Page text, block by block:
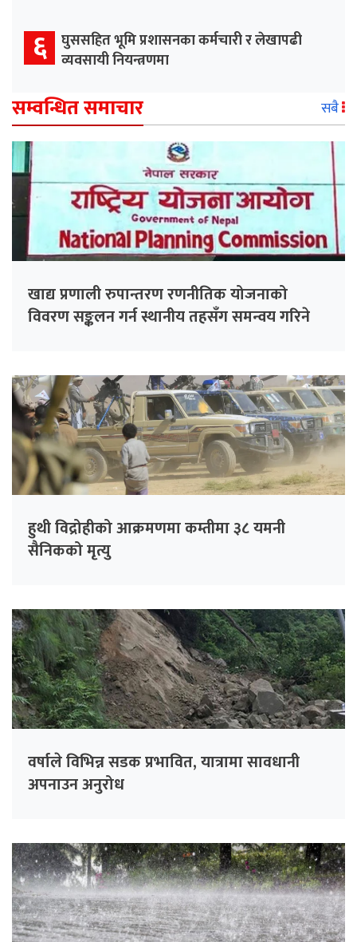
६ घुससहित भूमि प्रशासनका कर्मचारी र लेखापढी
व्यवसायी नियन्त्रणमा
सम्वन्धित समाचार सबै
खाद्य प्रणाली रुपान्तरण रणनीतिक योजनाको
विवरण सङ्कलन गर्न स्थानीय तहसँग समन्वय गरिने
हुथी विद्रोहीको आक्रमणमा कम्तीमा ३८ यमनी
सैनिकको मृत्यु
वर्षाले विभिन्न सडक प्रभावित, यात्रामा सावधानी
अपनाउन अनुरोध